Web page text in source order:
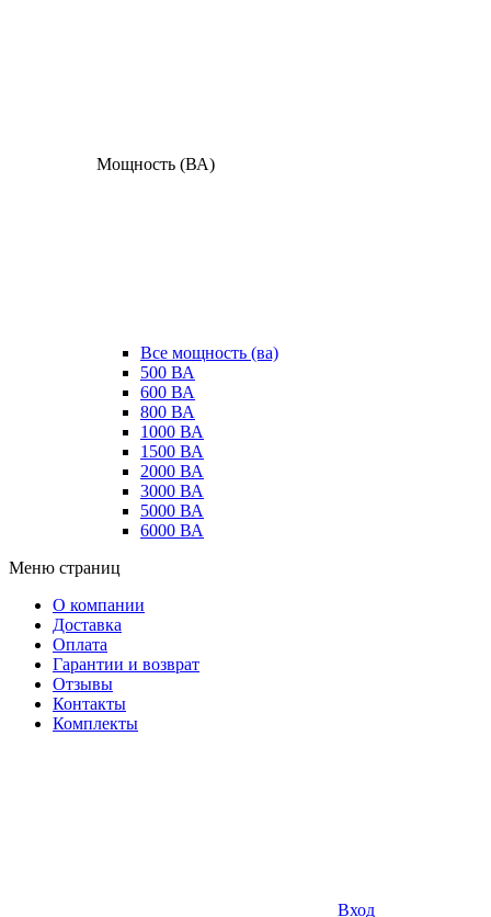
Мощность (ВА)
Все мощность (ва)
500 ВА
600 ВА
800 ВА
1000 ВА
1500 ВА
2000 ВА
3000 ВА
5000 ВА
6000 ВА
Меню страниц
О компании
Доставка
Оплата
Гарантии и возврат
Отзывы
Контакты
Комплекты
Вход